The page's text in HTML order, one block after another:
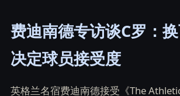
费迪南德专访谈C罗：
决定球员接受度
英格兰名宿费迪南德接受《The